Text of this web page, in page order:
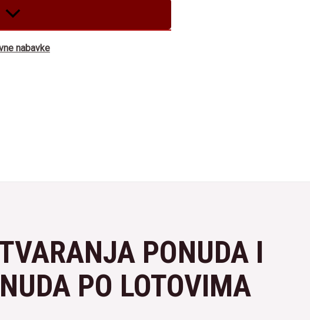
MENU
TOGGLE
nabavke
PONUDA I
PO LOTOVIMA